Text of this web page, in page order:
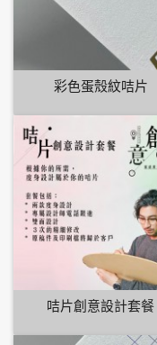
彩色蛋殼紋咭片
咭片創意設計套餐